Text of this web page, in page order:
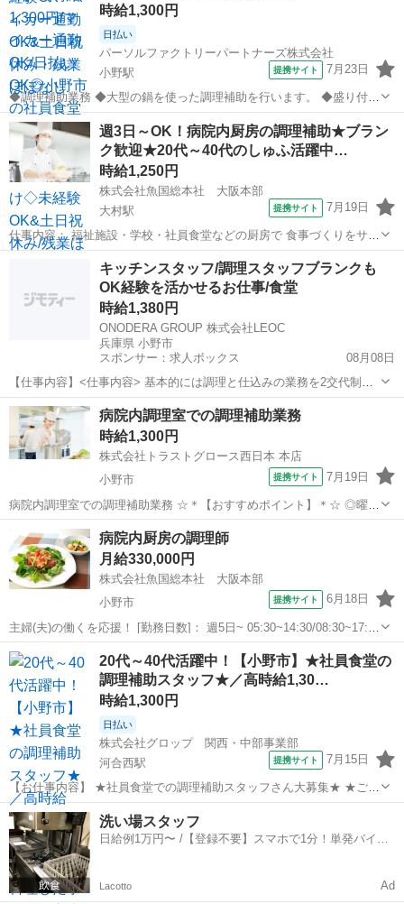
時給1,300円
日払い
パーソルファクトリーパートナーズ株式会社
小野駅
提携サイト 7月23日
◆調理補助業務 ◆大型の鍋を使った調理補助を行います。 ◆盛り付け
や簡単な準備が中心で、未経験でも安心♪ ※重量物の取り扱いはあり
ません ※丁寧な指導あり! ＼未経験でも安心♪丁寧な指導あり/ ◆土日
祝休み&長期休暇ありで...
兵庫 小野市 小野駅 キッチン
週3日～OK！病院内厨房の調理補助★ブラン
ク歓迎★20代～40代のしゅふ活躍中…
時給1,250円
株式会社魚国総本社 大阪本部
大村駅
提携サイト 7月19日
仕事内容： 福祉施設・学校・社員食堂などの厨房で 食事づくりをサポ
ートするお仕事です。 利用者様や社員の方、子どもたちに 安心して食
事を楽しんでいただけるよう チームで協力しながら作業を行います。
＜主なお仕事＞ ・料理...
大村駅 キッチン
キッチンスタッフ/調理スタッフブランクも
OK経験を活かせるお仕事/食堂
時給1,380円
ONODERA GROUP 株式会社LEOC
兵庫県 小野市
スポンサー：求人ボックス
08月08日
【仕事内容】<仕事内容> 基本的には調理と仕込みの業務を2交代制で
繰り返します。 調理補助の方と協力してお食事を提供します。 調理
仕込み担当の人が前日に用意した食材を元に調理を行います。 調理を
行う時間や担当するメニューは、 前...
アルバイト・パート
病院内調理室での調理補助業務
時給1,300円
株式会社トラストグロース西日本 本店
小野市
提携サイト 7月19日
病院内調理室での調理補助業務 ☆＊【おすすめポイント】＊☆ ◎曜
日・シフト固定可 ◎資格不問♪ 【業務内容】 盛り付け、洗浄、片付け
等。 施設詳細：病院内調理室での調理補助業務になります。 業務内容
は専門的なスキルを必...
小野市 キッチン
病院内厨房の調理師
月給330,000円
株式会社魚国総本社 大阪本部
小野市
提携サイト 6月18日
主婦(夫)の働くを応援！ [勤務日数]： 週5日~ 05:30~14:30/08:30~17:30
[勤務地・最寄駅]： 兵庫県小野市匠台72-1 （医）薫楓会 緑駿病院厨
房内魚国総本社事業所 大村(兵庫県)駅自動車...
兵庫 キッチン
20代～40代活躍中！【小野市】★社員食堂の
調理補助スタッフ★／高時給1,30…
時給1,300円
日払い
株式会社グロップ 関西・中部事業部
河合西駅
提携サイト 7月15日
【お仕事内容】 ★社員食堂での調理補助スタッフさん大募集★ ★ご自
宅でのお料理した経験があれば大歓迎です★ 【 お仕事内容 】 （雇
入れ直後） 会社さんに併設されています社員食堂の中でのお仕事にな
ります！ 管理栄養士の方か...
兵庫 小野市 河合西駅
洗い場スタッフ
日給例1万円〜 /【登録不要】スマホで1分！単発バイト
Lacotto Ad